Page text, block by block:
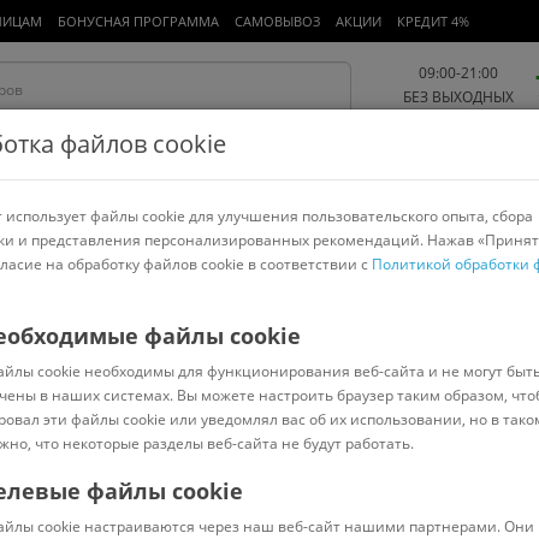
БОНУСНАЯ ПРОГРАММА САМОВЫВОЗ АКЦИИ КРЕДИТ 4%
09:00-21:00
БЕЗ ВЫХОДНЫХ
Работа и офис Авто и мото Детям и мамам Красота и
спорт
> Erich Krause
58588 (10 л)
Код: 7316576
файлов cookie
файлы cookie для улучшения пользовательского опыта, сбора
и представления персонализированных рекомендаций. Нажав
на обработку файлов cookie в соответствии с Политикой обработки
файлы cookie
cookie необходимы для функционирования веб-сайта и не могут
в наших системах. Вы можете настроить браузер таким образом,
эти файлы cookie или уведомлял вас об их использовании, но в
что некоторые разделы веб-сайта не будут работать.
файлы cookie
cookie настраиваются через наш веб-сайт нашими партнерами. Они